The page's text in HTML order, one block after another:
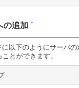
の追加†
に以下のようにサーバ
とができます。